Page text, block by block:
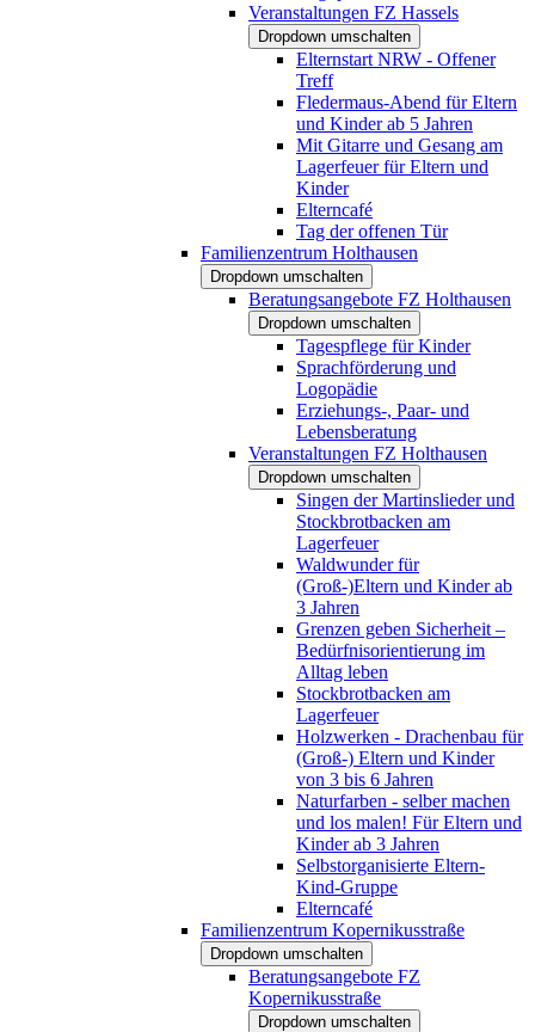
Veranstaltungen FZ Hassels
Dropdown umschalten
Elternstart NRW - Offener
Treff
Fledermaus-Abend für Eltern
und Kinder ab 5 Jahren
Mit Gitarre und Gesang am
Lagerfeuer für Eltern und
Kinder
Elterncafé
Tag der offenen Tür
Familienzentrum Holthausen
Dropdown umschalten
Beratungsangebote FZ Holthausen
Dropdown umschalten
Tagespflege für Kinder
Sprachförderung und
Logopädie
Erziehungs-, Paar- und
Lebensberatung
Veranstaltungen FZ Holthausen
Dropdown umschalten
Singen der Martinslieder und
Stockbrotbacken am
Lagerfeuer
Waldwunder für
(Groß-)Eltern und Kinder ab
3 Jahren
Grenzen geben Sicherheit –
Bedürfnisorientierung im
Alltag leben
Stockbrotbacken am
Lagerfeuer
Holzwerken - Drachenbau für
(Groß-) Eltern und Kinder
von 3 bis 6 Jahren
Naturfarben - selber machen
und los malen! Für Eltern und
Kinder ab 3 Jahren
Selbstorganisierte Eltern-
Kind-Gruppe
Elterncafé
Familienzentrum Kopernikusstraße
Dropdown umschalten
Beratungsangebote FZ
Kopernikusstraße
Dropdown umschalten